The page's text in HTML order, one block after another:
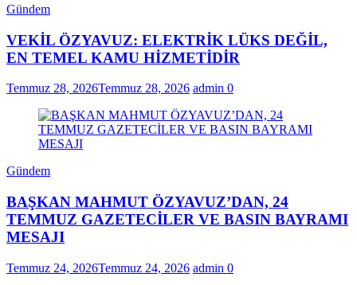
Gündem
VEKİL ÖZYAVUZ: ELEKTRİK LÜKS DEĞİL,
EN TEMEL KAMU HİZMETİDİR
Temmuz 28, 2026Temmuz 28, 2026 admin 0
Gündem
BAŞKAN MAHMUT ÖZYAVUZ’DAN, 24
TEMMUZ GAZETECİLER VE BASIN BAYRAMI
MESAJI
Temmuz 24, 2026Temmuz 24, 2026 admin 0